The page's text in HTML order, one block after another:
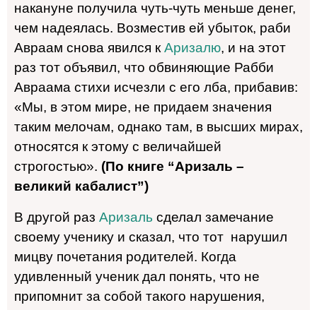
накануне получила чуть-чуть меньше денег,
чем надеялась. Возместив ей убыток, раби
Авраам снова явился кАризалю, и на этот
раз тот объявил, что обвиняющие Рабби
Авраама стихи исчезли с его лба, прибавив:
«Мы, в этом мире, не придаем значения
таким мелочам, однако там, в высших мирах,
относятся к этому с величайшей
строгостью». (По книге “Аризаль –
великий кабалист”)
В другой раз Аризаль сделал замечание
своему ученику и сказал, что тот нарушил
мицву почетания родителей. Когда
удивленный ученик дал понять, что не
припомнит за собой такого нарушения,